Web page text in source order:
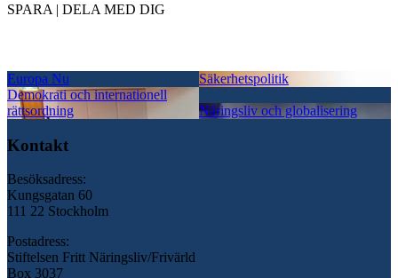
SPARA | DELA MED DIG
Europa Nu
Säkerhetspolitik
Demokrati och internationell
rättsordning
Näringsliv och globalisering
Kontakt
Besöksadress:
Kungsgatan 60
111 22 Stockholm
Postadress:
Stiftelsen Fritt Näringsliv/Frivärld
Box 3037